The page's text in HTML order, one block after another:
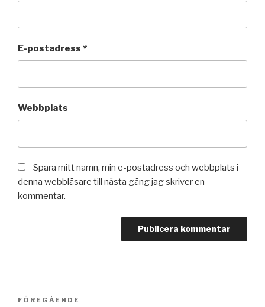
E-postadress *
Webbplats
Spara mitt namn, min e-postadress och webbplats i
denna webbläsare till nästa gång jag skriver en
kommentar.
Inläggsnavigering
Föregående
FÖREGÅENDE